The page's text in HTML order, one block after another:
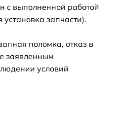
с выполненной работой
запчасти).
поломка, отказ в
заявленным
условий